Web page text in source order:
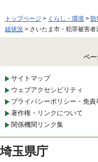
トップページ > くらし・環境 > 防
組状況 > さいたま市・犯罪被害者
ペー
サイトマップ
ウェブアクセシビリティ
プライバシーポリシー・免責
著作権・リンクについて
関係機関リンク集
埼玉県庁